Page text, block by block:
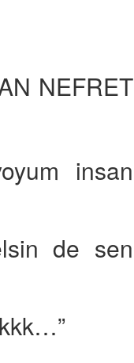
NEFRET
insan
de sen